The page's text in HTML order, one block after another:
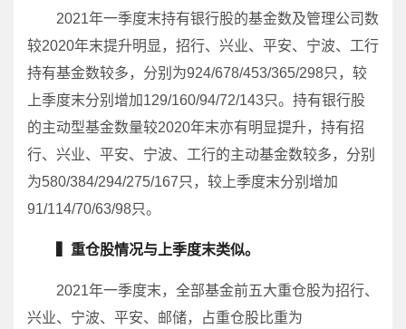
2021年一季度末持有银行股的基金数及管理公司数
较2020年末提升明显，招行、兴业、平安、宁波、工行
持有基金数较多，分别为924/678/453/365/298只，较
上季度末分别增加129/160/94/72/143只。持有银行股
的主动型基金数量较2020年末亦有明显提升，持有招
行、兴业、平安、宁波、工行的主动基金数较多，分别
为580/384/294/275/167只，较上季度末分别增加
91/114/70/63/98只。
▍重仓股情况与上季度末类似。
2021年一季度末，全部基金前五大重仓股为招行、
兴业、宁波、平安、邮储，占重仓股比重为